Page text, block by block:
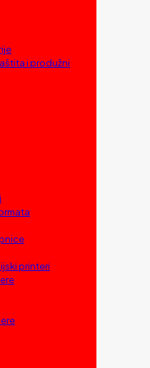
i produžni
printeri